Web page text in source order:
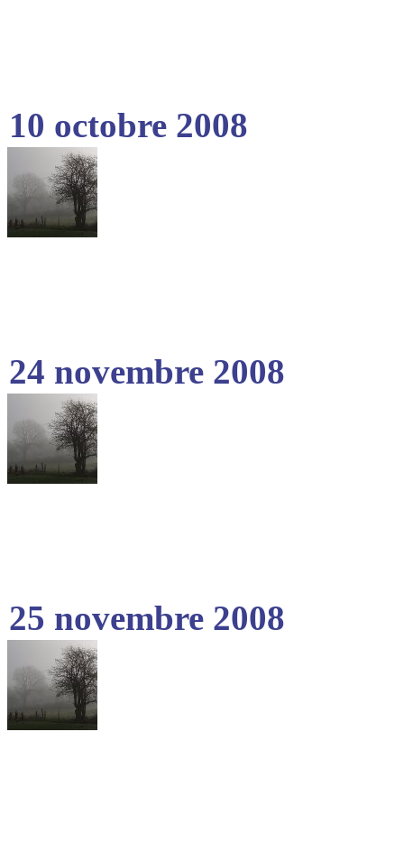
10 octobre 2008
24 novembre 2008
25 novembre 2008